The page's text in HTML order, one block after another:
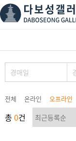
경매
전체 온라인 오프라인
총 0건